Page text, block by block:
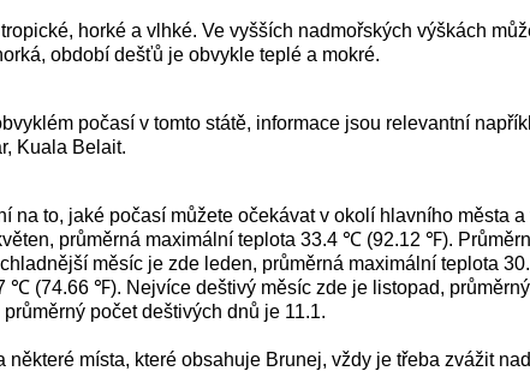
horké a vlhké. Ve vyšších nadmořských výškách
období dešťů je obvykle teplé a mokré.
počasí v tomto státě, informace jsou relevantní
Kuala Belait.
na to, jaké počasí můžete očekávat v okolí hlavního města
průměrná maximální teplota 33.4 ℃ (92.12 ℉).
měsíc je zde leden, průměrná maximální teplota
℃ (74.66 ℉). Nejvíce deštivý měsíc zde je listopad,
počet deštivých dnů je 11.1.
některé místa, které obsahuje Brunej, vždy je třeba zvážit